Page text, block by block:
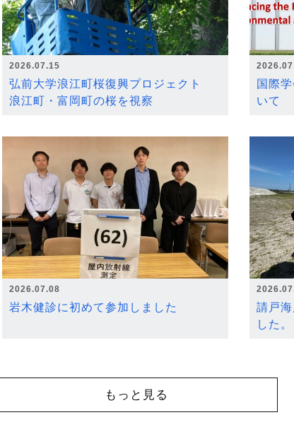
2026.07.15
弘前大学浪江町桜復興プロジェクト
浪江町・富岡町の桜を視察
国際
いて
2026.07.08
岩木健診に初めて参加しました
請戸
した。
もっと見る